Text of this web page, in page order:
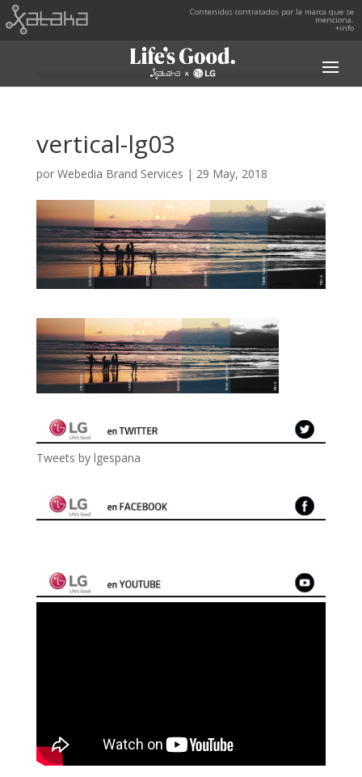
Contenidos contratados por la marca que se
menciona.
+info
vertical-lg03
por Webedia Brand Services | 29 May, 2018
Tweets by lgespana